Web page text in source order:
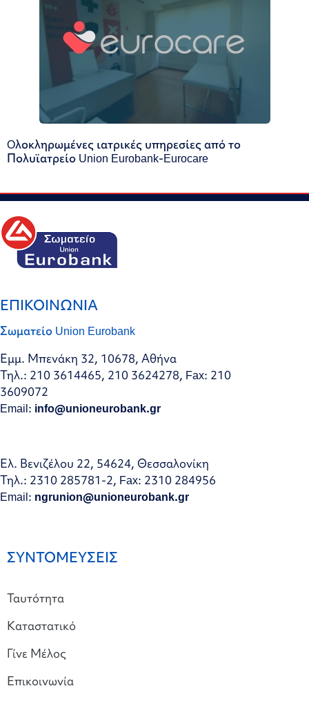
Oλοκληρωμένες ιατρικές υπηρεσίες από το
Πολυϊατρείο Union Eurobank-Eurocare
ΕΠΙΚΟΙΝΩΝΙΑ
Σωματείο Union Eurobank
Εμμ. Μπενάκη 32, 10678, Αθήνα
Τηλ.: 210 3614465, 210 3624278, Fax: 210
3609072
Email: info@unioneurobank.gr
Ελ. Βενιζέλου 22, 54624, Θεσσαλονίκη
Τηλ.: 2310 285781-2, Fax: 2310 284956
Email: ngrunion@unioneurobank.gr
ΣΥΝΤΟΜΕΥΣΕΙΣ
Ταυτότητα
Καταστατικό
Γίνε Μέλος
Επικοινωνία